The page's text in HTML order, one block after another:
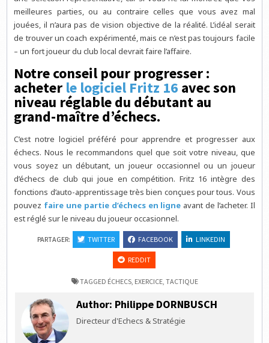
meilleures parties, ou au contraire celles que vous avez mal
jouées, il n’aura pas de vision objective de la réalité. L’idéal serait
de trouver un coach expérimenté, mais ce n’est pas toujours facile
– un fort joueur du club local devrait faire l’affaire.
Notre conseil pour progresser :
acheter le logiciel Fritz 16 avec son
niveau réglable du débutant au
grand-maître d’échecs.
C’est notre logiciel préféré pour apprendre et progresser aux
échecs. Nous le recommandons quel que soit votre niveau, que
vous soyez un débutant, un joueur occasionnel ou un joueur
d’échecs de club qui joue en compétition. Fritz 16 intègre des
fonctions d’auto-apprentissage très bien conçues pour tous. Vous
pouvez faire une partie d’échecs en ligne avant de l’acheter. Il
est réglé sur le niveau du joueur occasionnel.
PARTAGER: TWITTER FACEBOOK LINKEDIN
REDDIT
TAGGED ÉCHECS, EXERCICE, TACTIQUE
Author: Philippe DORNBUSCH
Directeur d'Echecs & Stratégie